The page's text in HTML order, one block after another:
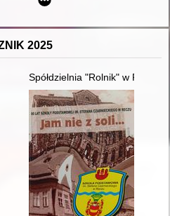
Polish "sea"
2025
Spółdzielnia "Rolnik" w